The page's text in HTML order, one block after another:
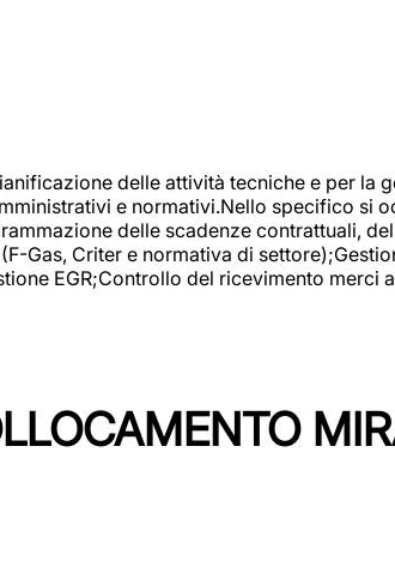
delle attività tecniche e per la
e normativi.Nello specifico si
delle scadenze contrattuali,
Gas, Criter e normativa di
EGR;Controllo del ricevimento